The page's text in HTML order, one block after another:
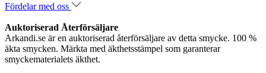
Fördelar med oss
Auktoriserad Återförsäljare
Arkandi.se är en auktoriserad återförsäljare av detta smycke. 100 %
äkta smycken. Märkta med äkthetsstämpel som garanterar
smyckematerialets äkthet.